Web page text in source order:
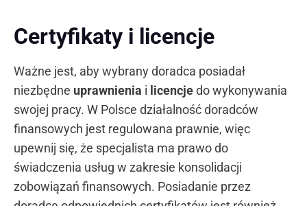
Certyfikaty i licencje
Ważne jest, aby wybrany doradca posiadał
niezbędne uprawnienia i licencjedo wykonywania
swojej pracy. W Polsce działalność doradców
finansowych jest regulowana prawnie, więc
upewnij się, że specjalista ma prawo do
świadczenia usług w zakresie konsolidacji
zobowiązań finansowych. Posiadanie przez